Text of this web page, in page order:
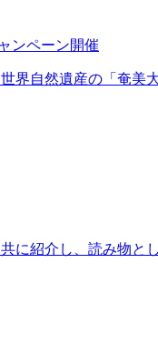
ンペーン開催
界自然遺産の「奄
に紹介し、読み物